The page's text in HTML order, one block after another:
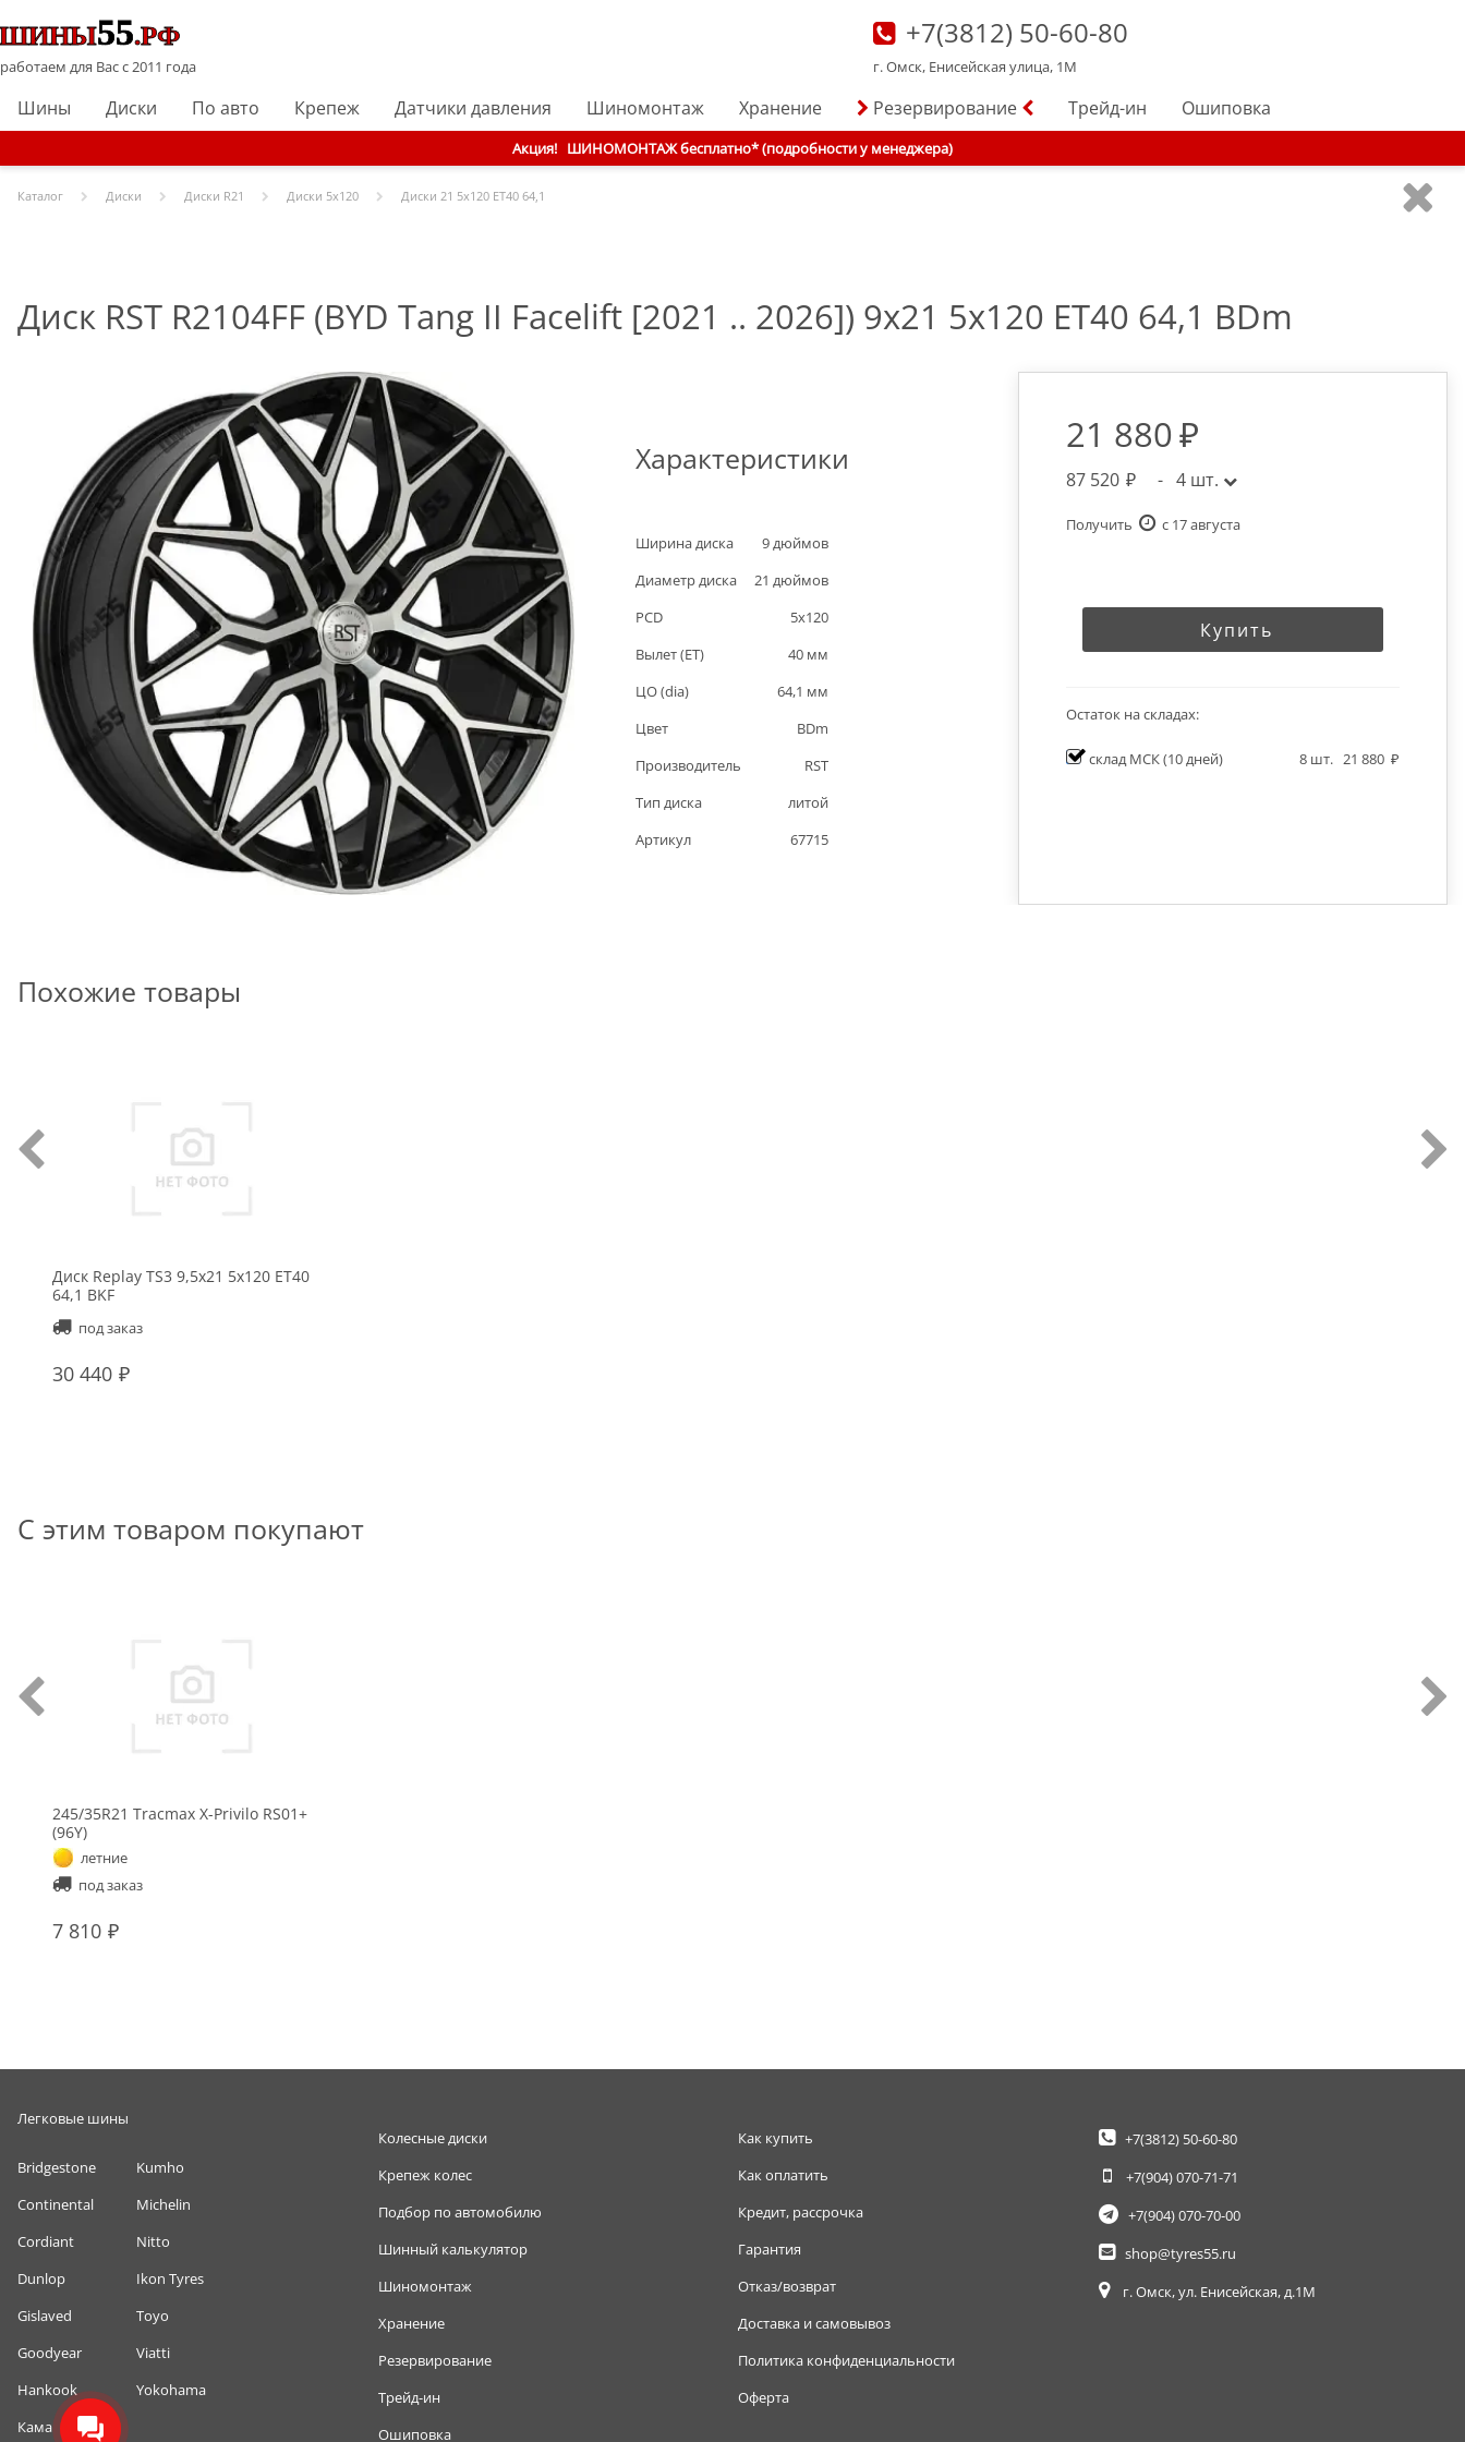
работаем для Вас с 2011 года
+7(3812) 50-60-80
г. Омск, Енисейская улица, 1М
Шины Диски По авто Крепеж Датчики давления Шиномонтаж Хранение Резервирование Трейд-ин Ошиповка
Акция! ШИНОМОНТАЖ бесплатно* (подробности у менеджера)
Каталог Диски Диски R21 Диски 5x120 Диски 21 5x120 ET40 64,1
Диск RST R2104FF (BYD Tang II Facelift [2021 .. 2026]) 9x21 5x120 ET40 64,1 BDm
Характеристики
Ширина диска 9дюймов
Диаметр диска
21 дюймов
PCD
5x120
Вылет (ET)
40 мм
ЦО (dia)
64,1 мм
Цвет
BDm
Производитель
RST
Тип диска
литой
Артикул
67715
21 880
87 520 - 4 шт.
Получить c 17 августа
Купить
Остаток на складах:
склад МСК(10 дней) 8 шт. 21 880
Похожие товары
Диск Replay TS3 9,5x21 5x120 ET40
64,1 BKF
под заказ
30 440
С этим товаром покупают
245/35R21 Tracmax X-Privilo RS01+
(96Y)
летние
под заказ
7 810
Легковые шины
Bridgestone
Continental
Cordiant
Dunlop
Gislaved
Goodyear
Hankook
Кама
Kumho
Michelin
Nitto
Ikon Tyres
Toyo
Viatti
Yokohama
Колесные диски
Крепеж колес
Подбор по автомобилю
Шинный калькулятор
Шиномонтаж
Хранение
Резервирование
Трейд-ин
Ошиповка
Как купить
Как оплатить
Кредит, рассрочка
Гарантия
Отказ/возврат
Доставка и самовывоз
Политика конфиденциальности
Оферта
+7(3812)50-60-80
+7(904)070-71-71
+7(904)070-70-00
shop@tyres55.ru
г. Омск, ул. Енисейская, д.1М